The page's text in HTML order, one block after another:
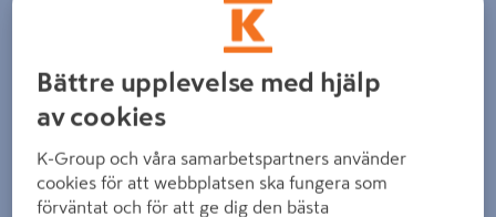
Bättre upplevelse med hjälp
av cookies
K-Group och våra samarbetspartners använder
cookies för att webbplatsen ska fungera som
förväntat och för att ge dig den bästa